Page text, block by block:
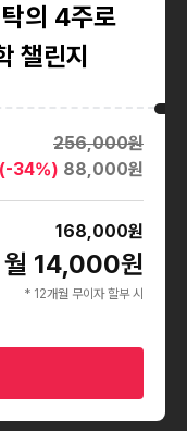
의 4주로
챌린지
256,000원
(-34%) 88,000원
168,000원
월 14,000원
* 12개월 무이자 할부 시